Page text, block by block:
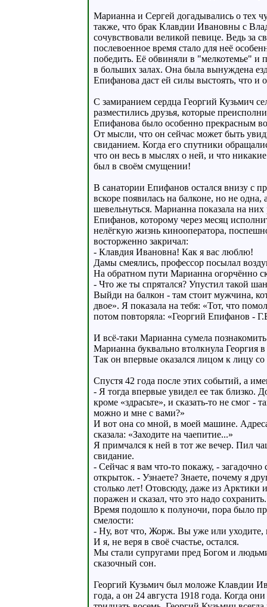
Марианна и Сергей догадывались о тех
также, что брак Клавдии Ивановны с
сочувствовали великой певице. Ведь за
послевоенное время стало для неё
победить. Её обвиняли в "мелкотемье" и
в больших залах. Она была вынуждена
Епифанова даст ей силы выстоять, что и
С замиранием сердца Георгий Кузьмич
разместились друзья, которые
Епифанова было особенно прекрасным
От мысли, что он сейчас может быть
свиданием. Когда его спутники
что он весь в мыслях о ней, и что
был в своём смущении!
В санатории Епифанов остался внизу с
вскоре появилась на балконе, но не
шевельнуться. Марианна показала на них
Епифанов, которому через месяц
нелёгкую жизнь кинооператора,
восторженно закричал:
- Клавдия Ивановна! Как я вас люблю!
Дамы смеялись, профессор посылал
На обратном пути Марианна огорчённо
- Что же ты спрятался? Упустил такой
Выйди на балкон - там стоит мужчина,
двое». Я показала на тебя: «Тот, что
потом повторяла: «Георгий Епифанов -
И всё-таки Марианна сумела
Марианна буквально втолкнула Георгия
Так он впервые оказался лицом к лицу
Спустя 42 года после этих событий, а
- Я тогда впервые увидел ее так близко.
кроме «здрасьте», и сказать-то не смог -
можно и мне с вами?»
И вот она со мной, в моей машине.
сказала: «Заходите на чаепитие...»
Я примчался к ней в тот же вечер. Пил
свидание.
- Сейчас я вам что-то покажу, -
открыток. - Узнаете? Знаете, почему я
столько лет! Отовсюду, даже из
поражен и сказал, что это надо сохранить.
Время подошло к полуночи, пора было
смелости:
- Ну, вот что, Жорж. Вы уже или уходите,
И я, не веря в своё счастье, остался.
Мы стали супругами пред Богом и
сказочный сон.
Георгий Кузьмич был моложе Клавдии
года, а он 24 августа 1918 года. Когда